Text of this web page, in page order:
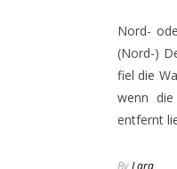
Nord-
(Nord-)
fiel die
wenn
entfernt
ByLara